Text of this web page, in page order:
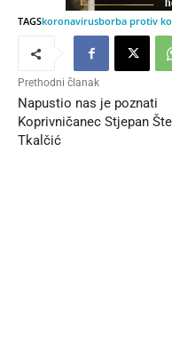
TAGSkoronavirusborba protiv
Prethodni članak
Napustio nas je poznati
Koprivničanec Stjepan
Tkalčić